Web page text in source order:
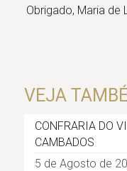
Obrigado, Maria de
VEJA
CONFRARIA DO
CAMBADOS
5 de Agosto de